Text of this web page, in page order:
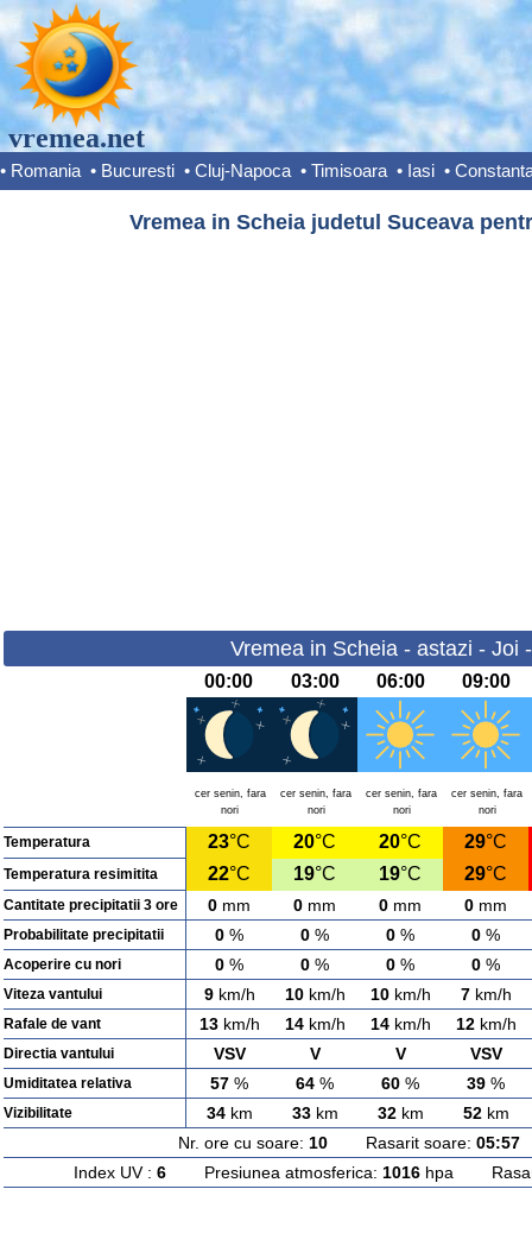
vremea.net
• Romania • Bucuresti • Cluj-Napoca • Timisoara • Iasi •
Vremea in Scheia judetul Suceava
Vremea in Scheia - astazi - Joi
00:00 03:00 06:00 09:00
cer senin, fara
nori
cer senin, fara
nori
cer senin, fara
nori
cer senin, fara
nori
Temperatura 23°C 20°C 20°C 29°C
Temperatura resimitita 22°C 19°C 19°C 29°C
Cantitate precipitatii 3 ore 0 mm 0 mm 0 mm 0 mm
Probabilitate precipitatii 0 % 0 % 0 % 0 %
Acoperire cu nori 0 % 0 % 0 % 0 %
Viteza vantului 9km/h 10km/h 10km/h 7km/h
Rafale de vant 13km/h 14km/h 14km/h 12km/h
Directia vantului VSV V V VSV
Umiditatea relativa 57 % 64 % 60 % 39 %
Vizibilitate 34km 33km 32km 52km
Nr. ore cu soare: 10Rasarit soare: 05:57
Index UV : 6Presiunea atmosferica: 1016hpa